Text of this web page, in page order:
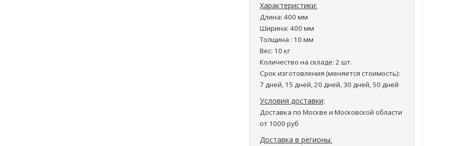
Характеристики:
Длина: 400 мм
Ширина: 400 мм
Толщина : 10 мм
Вес: 10 кг
Количество на складе: 2 шт.
Срок изготовления (меняется стоимость):
7 дней, 15 дней, 20 дней, 30 дней, 50 дней
Условия доставки:
Доставка по Москве и Московской области
от 1000 руб
Доставка в регионы: